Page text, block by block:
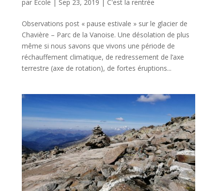
par Ecole | Sep 23, 2019 | C'est la rentrée
Observations post « pause estivale » sur le glacier de
Chavière – Parc de la Vanoise. Une désolation de plus
même si nous savons que vivons une période de
réchauffement climatique, de redressement de l’axe
terrestre (axe de rotation), de fortes éruptions...